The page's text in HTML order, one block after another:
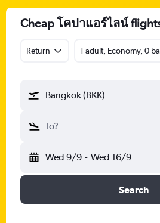
Cheap โคปาแอร์ไลน์
Return 1 adult, Economy, 0
Bangkok (BKK)
To?
Wed 9/9 - Wed 16/9
Search